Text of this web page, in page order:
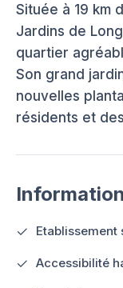
Située à 19 km
Jardins de
quartier
Son grand
nouvelles
résidents et
Etablissement
Accessibilité